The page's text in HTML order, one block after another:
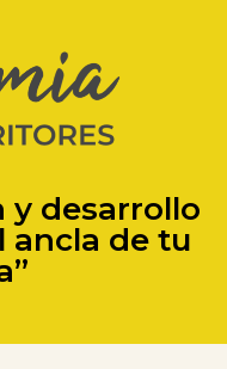
y desarrollo
ancla de tu